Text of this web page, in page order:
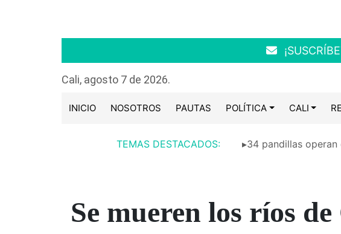
Cali, agosto 7 de 2026.
INICIO NOSOTROS PAUTAS POLÍTICA CALI
TEMAS DESTACADOS: ▸34 pandillas operan
Se mueren los ríos